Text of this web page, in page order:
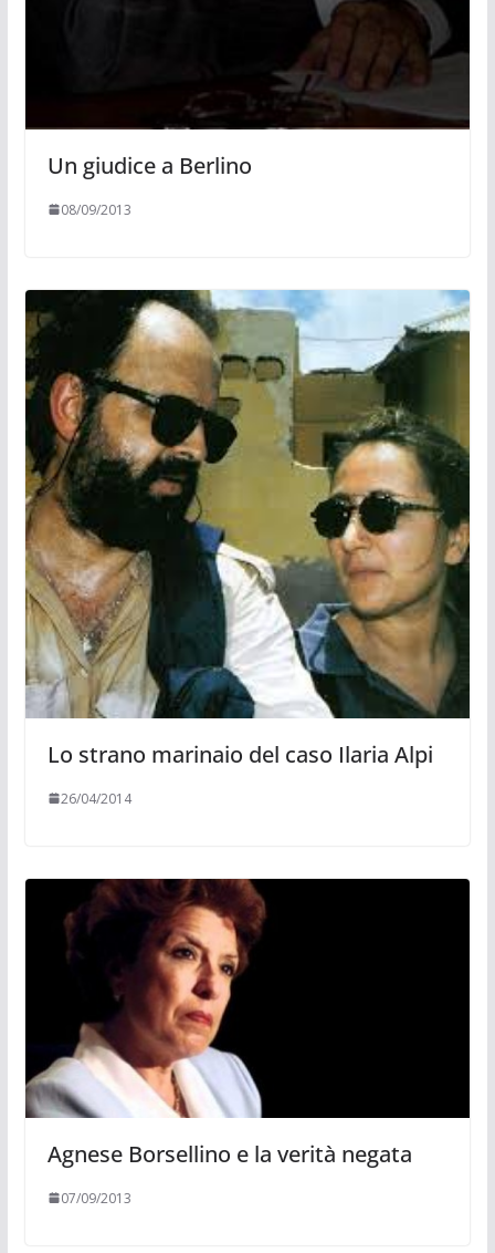
Un giudice a Berlino
08/09/2013
Lo strano marinaio del caso Ilaria Alpi
26/04/2014
Agnese Borsellino e la verità negata
07/09/2013